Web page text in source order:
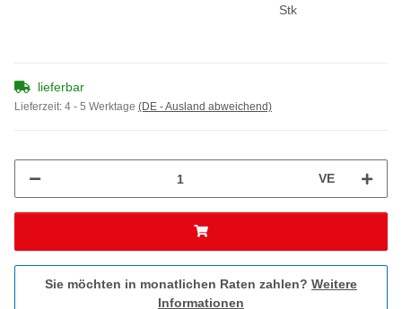
Stk
lieferbar
Lieferzeit: 4 - 5 Werktage (DE - Ausland abweichend)
VE
Sie möchten in monatlichen Raten zahlen? Weitere
Informationen